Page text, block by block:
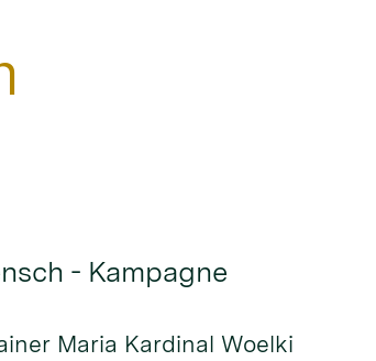
- Kampagne
Maria Kardinal Woelki